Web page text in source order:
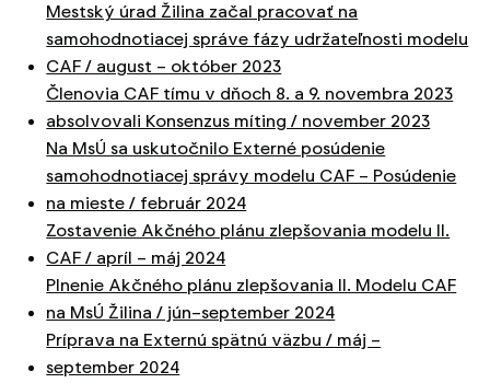
Mestský úrad Žilina začal pracovať na
samohodnotiacej správe fázy udržateľnosti modelu
CAF / august – október 2023
Členovia CAF tímu v dňoch 8. a 9. novembra 2023
absolvovali Konsenzus míting / november 2023
Na MsÚ sa uskutočnilo Externé posúdenie
samohodnotiacej správy modelu CAF – Posúdenie
na mieste / február 2024
Zostavenie Akčného plánu zlepšovania modelu II.
CAF / apríl – máj 2024
Plnenie Akčného plánu zlepšovania II. Modelu CAF
na MsÚ Žilina / jún–september 2024
Príprava na Externú spätnú väzbu / máj –
september 2024